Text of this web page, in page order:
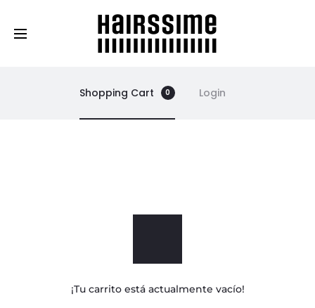
Shopping Cart 0 Login
¡Tu carrito está actualmente vacío!